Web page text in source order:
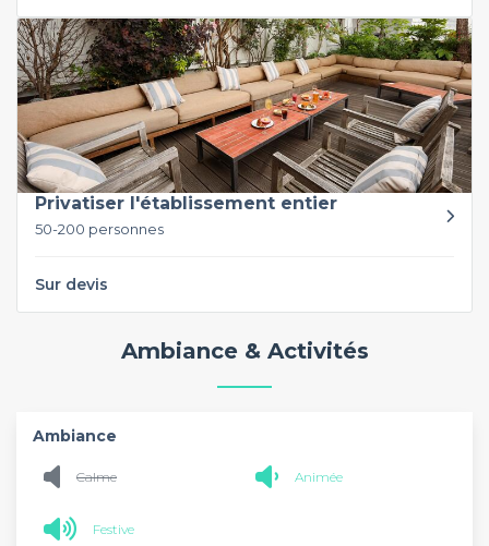
Privatiser l'établissement entier
50-200 personnes
Sur devis
Ambiance & Activités
Ambiance
Calme Animée
Festive